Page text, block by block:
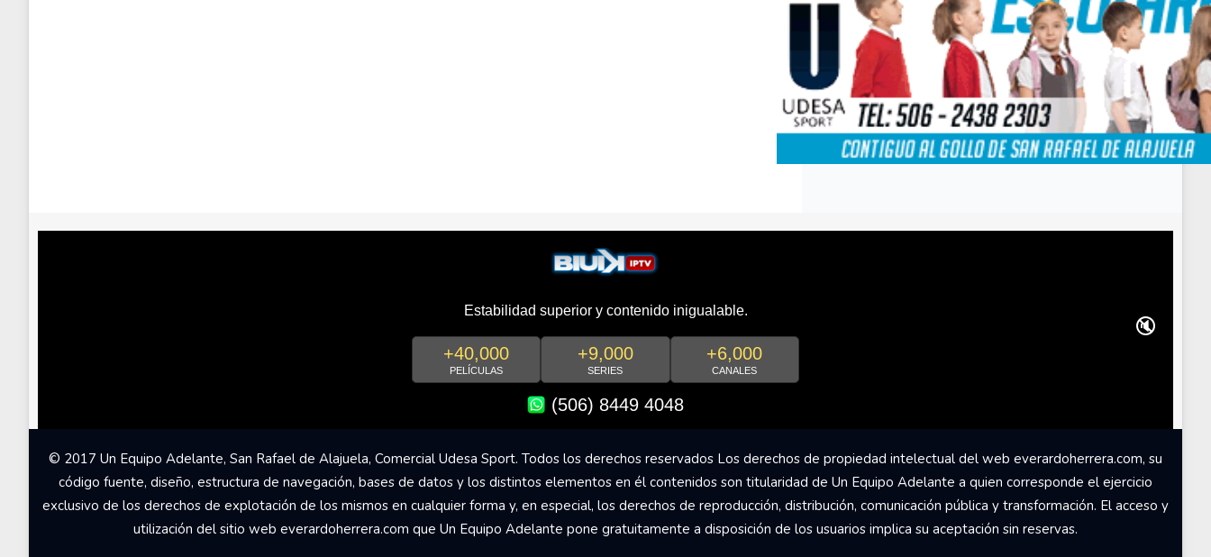
Estabilidad superior y contenido inigualable.
+40,000
PELÍCULAS
+9,000
SERIES
+6,000
CANALES
(506) 8449 4048
🔇
© 2017 Un Equipo Adelante, San Rafael de Alajuela, Comercial Udesa Sport. Todos los derechos reservados Los derechos de propiedad intelectual del web everardoherrera.com, su
código fuente, diseño, estructura de navegación, bases de datos y los distintos elementos en él contenidos son titularidad de Un Equipo Adelante a quien corresponde el ejercicio
exclusivo de los derechos de explotación de los mismos en cualquier forma y, en especial, los derechos de reproducción, distribución, comunicación pública y transformación. El acceso y
utilización del sitio web everardoherrera.com que Un Equipo Adelante pone gratuitamente a disposición de los usuarios implica su aceptación sin reservas.